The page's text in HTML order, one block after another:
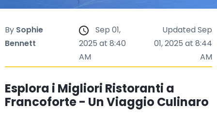
By Sophie
Bennett
Sep 01,
2025 at 8:40
AM
Updated Sep
01, 2025 at 8:44
AM
Esplora i Migliori Ristoranti a
Francoforte - Un Viaggio Culinaro